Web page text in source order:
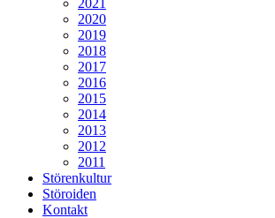
2021
2020
2019
2018
2017
2016
2015
2014
2013
2012
2011
Störenkultur
Störoiden
Kontakt